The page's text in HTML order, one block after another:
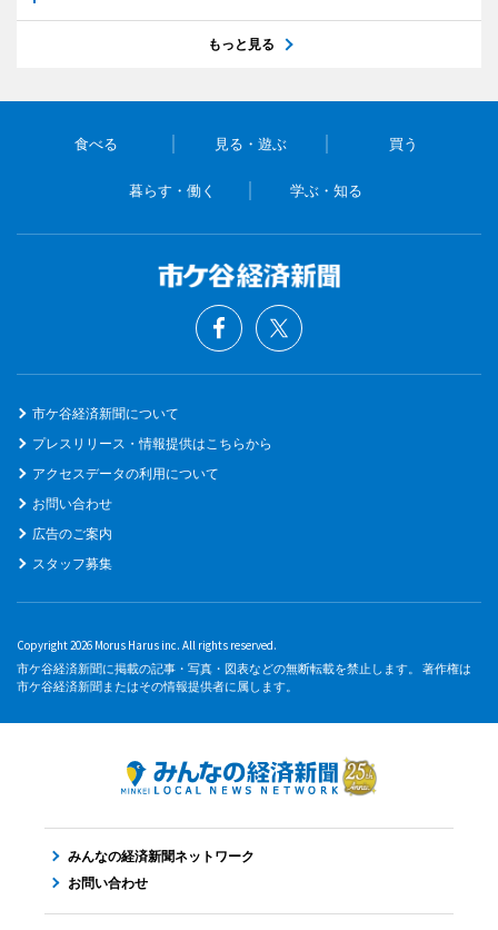
もっと見る
食べる 見る・遊ぶ 買う
暮らす・働く 学ぶ・知る
市ケ谷経済新聞について
プレスリリース・情報提供はこちらから
アクセスデータの利用について
お問い合わせ
広告のご案内
スタッフ募集
Copyright 2026 Morus Harus inc. All rights reserved.
市ケ谷経済新聞に掲載の記事・写真・図表などの無断転載を禁止します。 著作権は
市ケ谷経済新聞またはその情報提供者に属します。
みんなの経済新聞ネットワーク
お問い合わせ